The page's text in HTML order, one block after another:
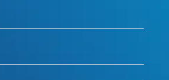
Компакт» оснащается
блоком ЭКОФИЗИКА-